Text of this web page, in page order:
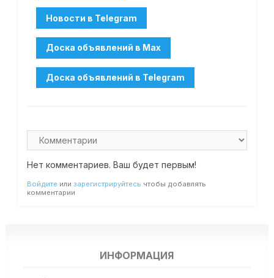
Нет комментариев. Ваш будет первым!
Войдите или зарегистрируйтесь чтобы добавлять
комментарии
ИНФОРМАЦИЯ